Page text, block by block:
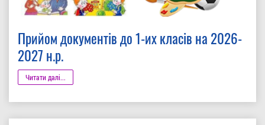
Прийом документів до 1-их класів на 2026-
2027 н.р.
Читати далі...